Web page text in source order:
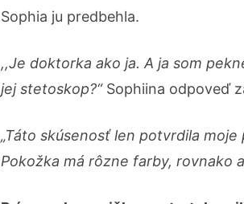
Sophia ju predbehla.
,,Je doktorka ako ja. A ja som
jej stetoskop?“ Sophiina odpoveď
„Táto skúsenosť len potvrdila
Pokožka má rôzne farby, rovnako